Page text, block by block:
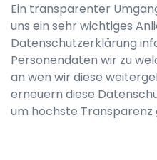
Ein transparenter
uns ein sehr wichtiges
Datenschutzerklärung
Personendaten wir zu
an wen wir diese
erneuern diese
um höchste Transparenz